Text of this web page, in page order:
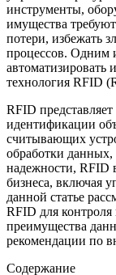
инструменты,
имущества
потери, избежать
процессов. Одним
автоматизировать
технология RFID
RFID
идентификации
считывающих
обработки данных,
надежности, RFID
бизнеса, включая
данной статье
RFID для
преимущества
рекомендации по
Содержание